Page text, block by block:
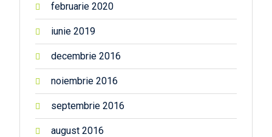
februarie 2020
iunie 2019
decembrie 2016
noiembrie 2016
septembrie 2016
august 2016